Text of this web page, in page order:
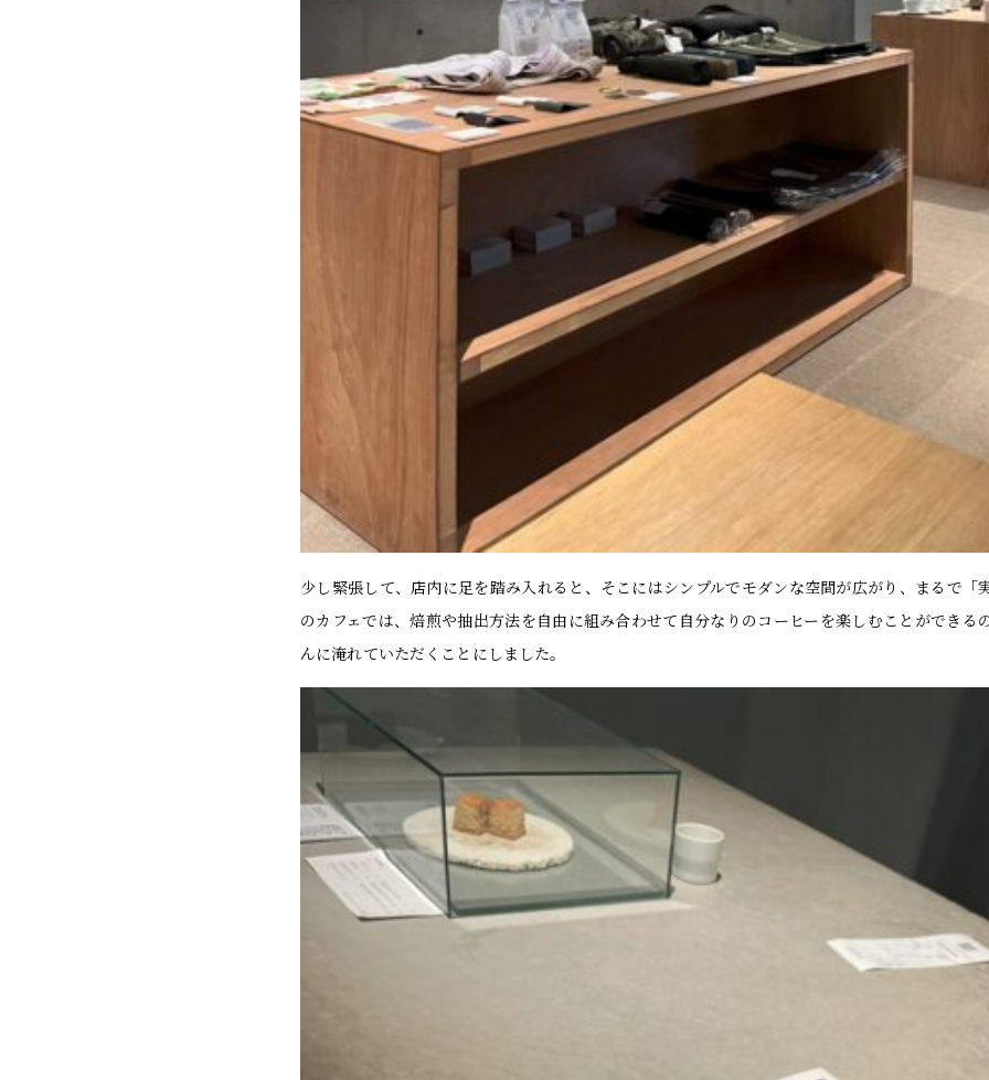
少し緊張して、店内に足を踏み入れると、そこにはシンプルでモダンな空間が広がり、まるで「
のカフェでは、焙煎や抽出方法を自由に組み合わせて自分なりのコーヒーを楽しむことができる
んに淹れていただくことにしました。